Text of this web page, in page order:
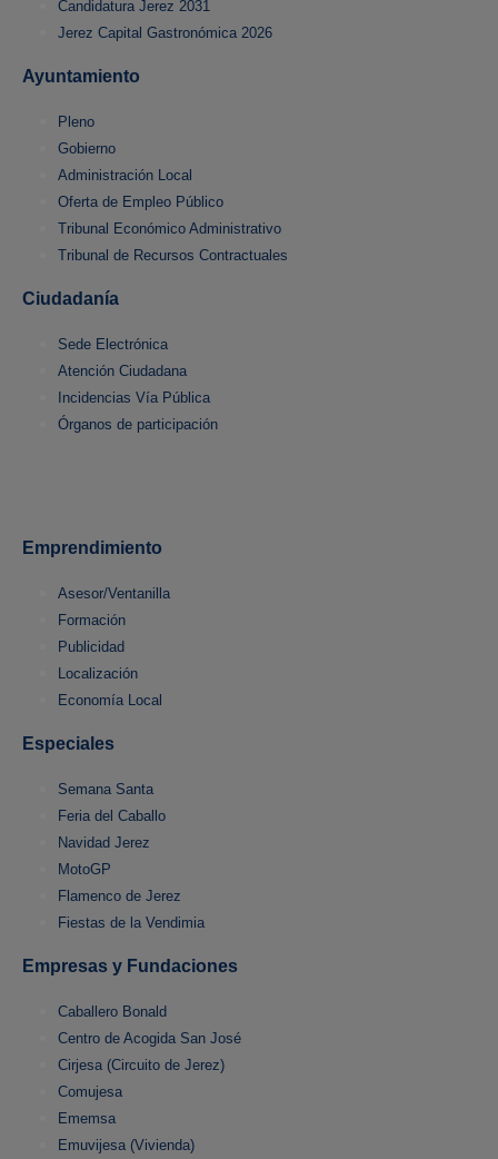
Candidatura Jerez 2031
Jerez Capital Gastronómica 2026
Ayuntamiento
Pleno
Gobierno
Administración Local
Oferta de Empleo Público
Tribunal Económico Administrativo
Tribunal de Recursos Contractuales
Ciudadanía
Sede Electrónica
Atención Ciudadana
Incidencias Vía Pública
Órganos de participación
Emprendimiento
Asesor/Ventanilla
Formación
Publicidad
Localización
Economía Local
Especiales
Semana Santa
Feria del Caballo
Navidad Jerez
MotoGP
Flamenco de Jerez
Fiestas de la Vendimia
Empresas y Fundaciones
Caballero Bonald
Centro de Acogida San José
Cirjesa (Circuito de Jerez)
Comujesa
Ememsa
Emuvijesa (Vivienda)